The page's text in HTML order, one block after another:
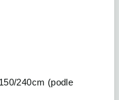
150/240cm (podle